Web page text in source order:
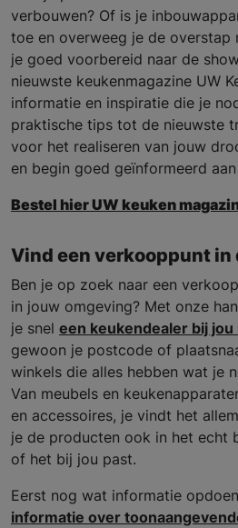
verbouwen? Of is je
toe en overweeg je de overstap
je goed voorbereid naar de
nieuwste keukenmagazine UW
informatie en inspiratie die je
praktische tips tot de nieuwste
voor het realiseren van jouw
en begin goed geïnformeerd
Bestel hier UW keuken
Vind een verkooppunt in
Ben je op zoek naar een
in jouw omgeving? Met onze
je snel een keukendealer bij
gewoon je postcode of
winkels die alles hebben wat je
Van meubels en
en accessoires, je vindt het
je de producten ook in het echt
of het bij jou past.
Eerst nog wat informatie
informatie over